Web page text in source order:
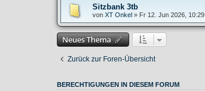
Sitzbank 3tb
von XT Onkel » Fr 12. Jun 2026, 10:29
Neues Thema
Zurück zur Foren-Übersicht
BERECHTIGUNGEN IN DIESEM FORUM